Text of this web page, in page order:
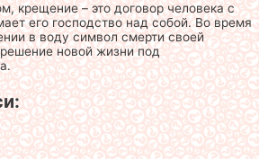
крещение – это договор человека с
его господство над собой. Во время
в воду символ смерти своей
новой жизни под